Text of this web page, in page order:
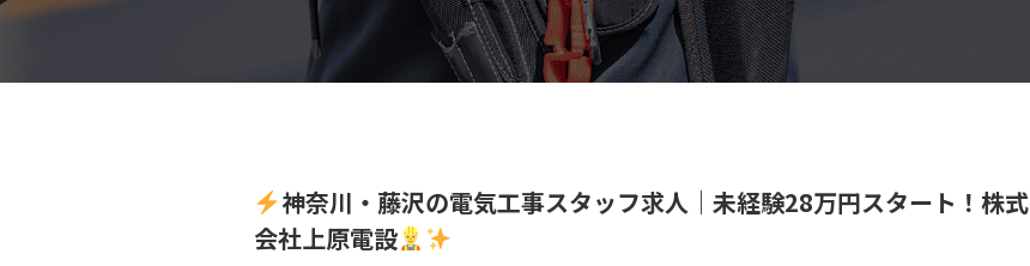
神奈川・藤沢の電気工事スタッフ求人｜未経験28万円スタート！株式
会社上原電設